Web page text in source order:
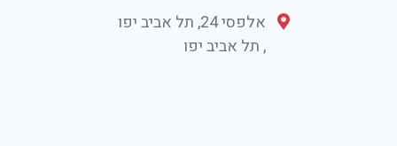
אלפסי 24, תל אביב יפו
,תל אביב יפו